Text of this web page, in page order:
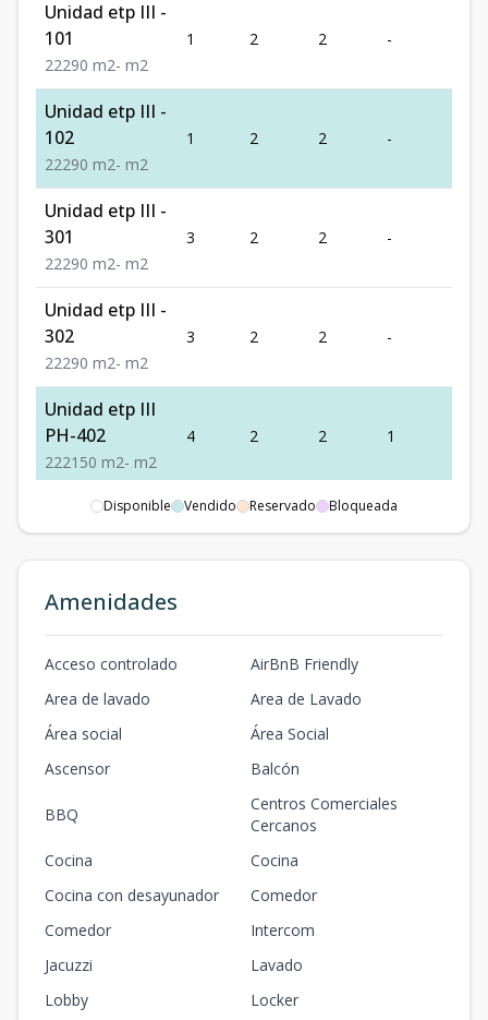
Unidad etp III -
101
22290 m2- m2
1 2 2 -
Unidad etp III -
102
22290 m2- m2
1 2 2 -
Unidad etp III -
301
22290 m2- m2
3 2 2 -
Unidad etp III -
302
22290 m2- m2
3 2 2 -
Unidad etp III
PH-402
222150 m2- m2
4 2 2 1
Unidad etp II
-202
22290.6m2-m2
2 2 2 - 2
Disponible Vendido Reservado Bloqueada
Amenidades
Acceso controlado
AirBnB Friendly
Area de lavado
Area de Lavado
Área social
Área Social
Ascensor
Balcón
BBQ
Centros Comerciales
Cercanos
Cocina
Cocina
Cocina con desayunador
Comedor
Comedor
Intercom
Jacuzzi
Lavado
Lobby
Locker